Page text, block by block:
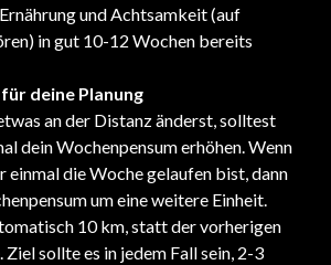
und Achtsamkeit (auf
in gut 10-12 Wochen bereits
deine Planung
an der Distanz änderst, solltest
dein Wochenpensum erhöhen. Wenn
einmal die Woche gelaufen bist, dann
um eine weitere Einheit.
10 km, statt der vorherigen
sollte es in jedem Fall sein, 2-3